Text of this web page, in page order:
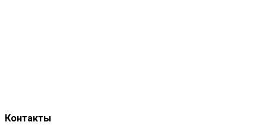
Контакты